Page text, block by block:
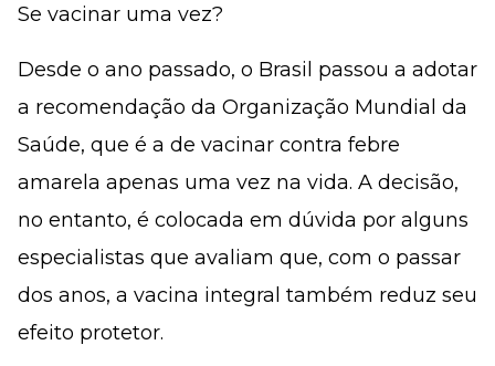
Se vacinar uma vez?
Desde o ano passado, o Brasil passou a adotar
a recomendação da Organização Mundial da
Saúde, que é a de vacinar contra febre
amarela apenas uma vez na vida. A decisão,
no entanto, é colocada em dúvida por alguns
especialistas que avaliam que, com o passar
dos anos, a vacina integral também reduz seu
efeito protetor.